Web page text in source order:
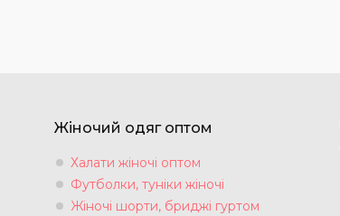
Жіночий одяг оптом
Халати жіночі оптом
Футболки, туніки жіночі
Жіночі шорти, бриджі гуртом